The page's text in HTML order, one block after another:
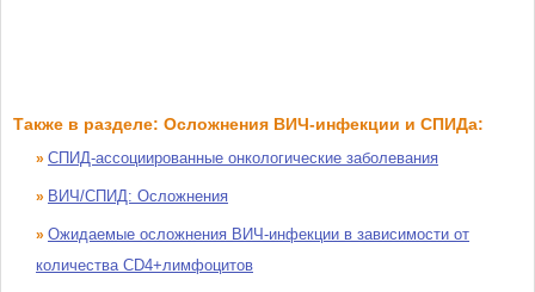
Также в разделе: Осложнения ВИЧ-инфекции и СПИДа:
» СПИД-ассоциированные онкологические заболевания
» ВИЧ/СПИД: Осложнения
» Ожидаемые осложнения ВИЧ-инфекции в зависимости от
количества CD4+лимфоцитов